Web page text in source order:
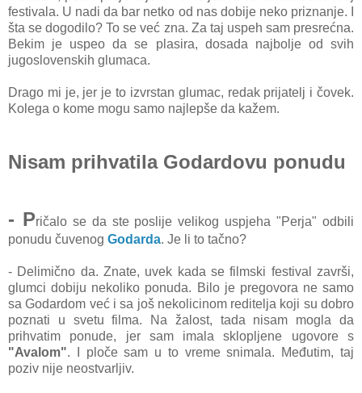
festivala. U nadi da bar netko od nas dobije neko priznanje. I
šta se dogodilo? To se već zna. Za taj uspeh sam presrećna.
Bekim je uspeo da se plasira, dosada najbolje od svih
jugoslovenskih glumaca.
Drago mi je, jer je to izvrstan glumac, redak prijatelj i čovek.
Kolega o kome mogu samo najlepše da kažem.
Nisam prihvatila Godardovu ponudu
- Pričalo se da ste poslije velikog uspjeha "Perja" odbili
ponudu čuvenog Godarda. Je li to tačno?
- Delimično da. Znate, uvek kada se filmski festival završi,
glumci dobiju nekoliko ponuda. Bilo je pregovora ne samo
sa Godardom već i sa još nekolicinom reditelja koji su dobro
poznati u svetu filma. Na žalost, tada nisam mogla da
prihvatim ponude, jer sam imala sklopljene ugovore s
"Avalom". I ploče sam u to vreme snimala. Međutim, taj
poziv nije neostvarljiv.